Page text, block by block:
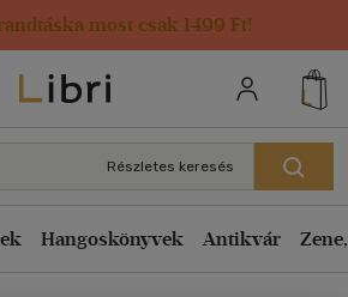
most csak 1499 Ft!
Kártya adatai
Részletes keresés
Hangoskönyvek Antikvár
csökkenő